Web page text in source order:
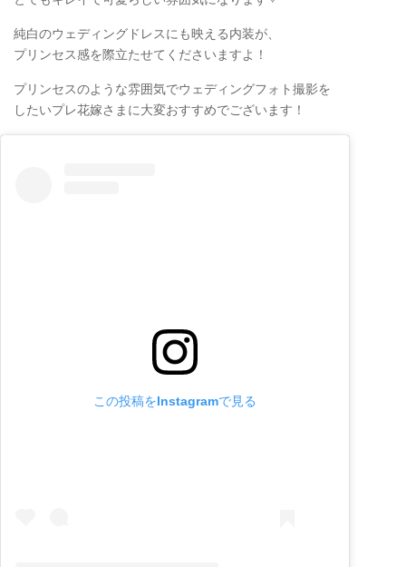
純白のウェディングドレスにも映える内装が、
プリンセス感を際立たせてくださいますよ！
プリンセスのような雰囲気でウェディングフォト撮影を
したいプレ花嫁さまに大変おすすめでございます！
この投稿をInstagramで見る